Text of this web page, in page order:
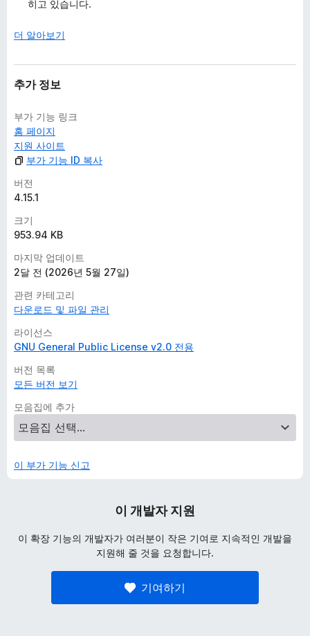
히고 있습니다.
더 알아보기
추가 정보
부가 기능 링크
홈 페이지
지원 사이트
부가 기능 ID 복사
버전
4.15.1
크기
953.94 KB
마지막 업데이트
2달 전 (2026년 5월 27일)
관련 카테고리
다운로드 및 파일 관리
라이선스
GNU General Public License v2.0 전용
버전 목록
모든 버전 보기
모음집에 추가
이 부가 기능 신고
이 개발자 지원
이 확장 기능의 개발자가 여러분이 작은 기여로 지속적인 개발을
지원해 줄 것을 요청합니다.
기여하기